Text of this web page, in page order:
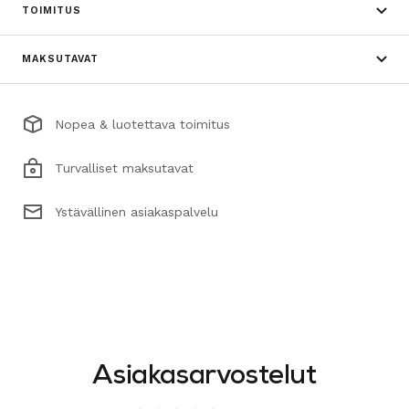
TOIMITUS
MAKSUTAVAT
Nopea & luotettava toimitus
Turvalliset maksutavat
Ystävällinen asiakaspalvelu
Asiakasarvostelut